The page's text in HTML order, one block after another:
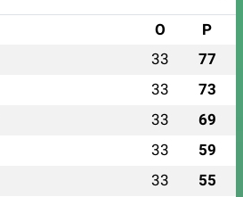
O P
33 77
33 73
33 69
33 59
33 55